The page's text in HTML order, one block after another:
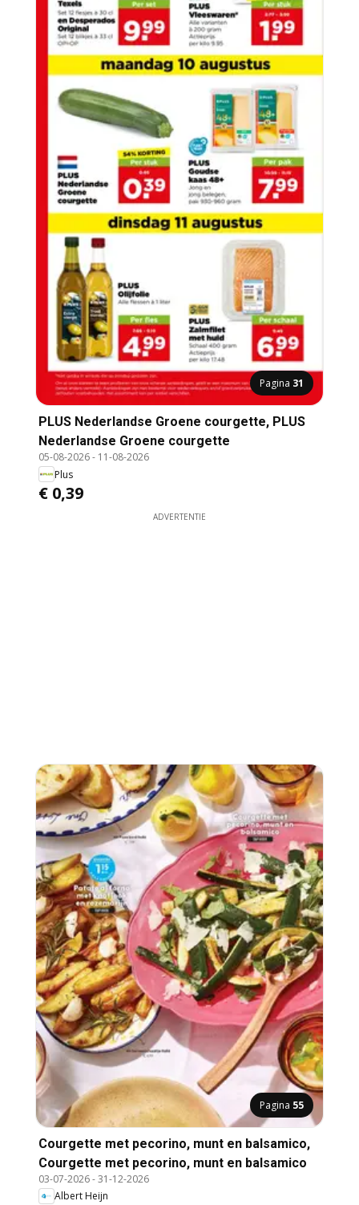
Pagina 31
PLUS Nederlandse Groene courgette, PLUS
Nederlandse Groene courgette
05-08-2026- 11-08-2026
Plus
€ 0,39
ADVERTENTIE
Pagina 55
Courgette met pecorino, munt en balsamico,
Courgette met pecorino, munt en balsamico
03-07-2026-31-12-2026
Albert Heijn